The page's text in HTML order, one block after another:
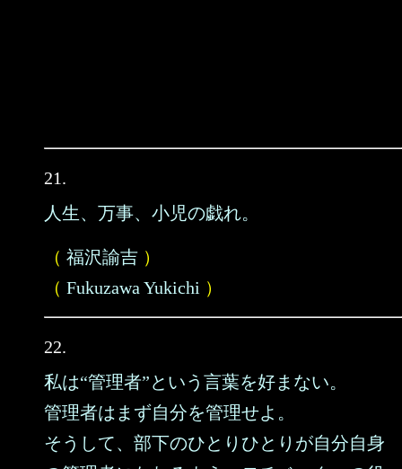
21.
人生、万事、小児の戯れ。
（ 福沢諭吉 ）
（ Fukuzawa Yukichi ）
22.
私は“管理者”という言葉を好まない。
管理者はまず自分を管理せよ。
そうして、部下のひとりひとりが自分自身